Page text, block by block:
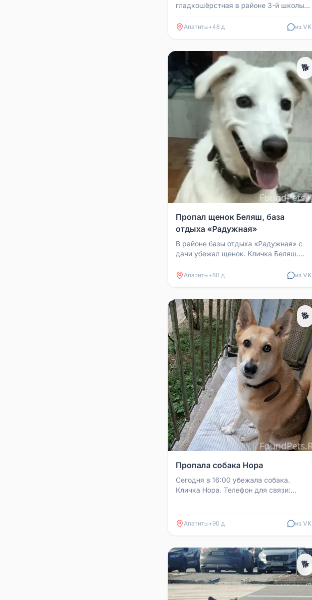
гладкошёрстная в районе 3-й школы
Апатиты•48 д из VK
🐕
Пропал щенок Беляш, база
отдыха «Радужная»
В районе базы отдыха «Радужная» с
дачи убежал щенок. Кличка Беляш.
89021390523.
Апатиты• 80 д из VK
🐕
Пропала собака Нора
Сегодня в 16:00 убежала собака.
Кличка Нора. Телефон для связи:
Апатиты• 90 д из VK
🐕